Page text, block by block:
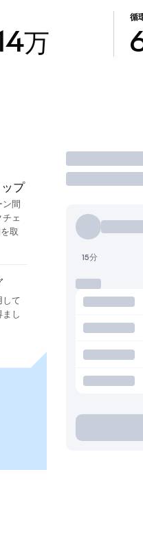
万
循
プ
ン間
チェ
取
して
まし
取引
15分